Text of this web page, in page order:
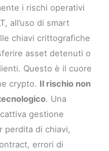
i rischi operativi
all’uso di smart
chiavi crittografiche
asset detenuti o
Questo è il cuore
crypto. Il rischio non
. Una
gestione
perdita di chiavi,
errori di